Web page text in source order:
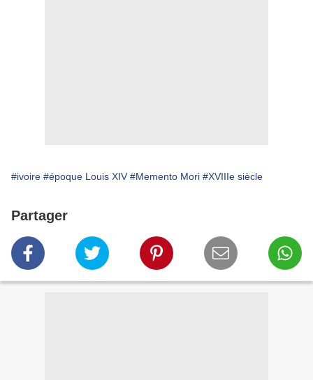
#ivoire # époque Louis XIV #Memento Mori #XVIIIe siècle
Partager